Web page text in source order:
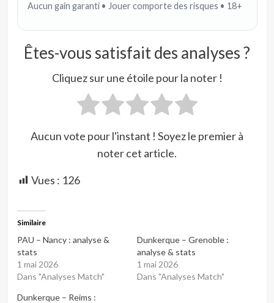
Aucun gain garanti • Jouer comporte des risques • 18+
Êtes-vous satisfait des analyses ?
Cliquez sur une étoile pour la noter !
Aucun vote pour l'instant ! Soyez le premier à
noter cet article.
Vues : 126
Similaire
PAU – Nancy : analyse &
stats
1 mai 2026
Dans "Analyses Match"
Dunkerque – Grenoble :
analyse & stats
1 mai 2026
Dans "Analyses Match"
Dunkerque – Reims :